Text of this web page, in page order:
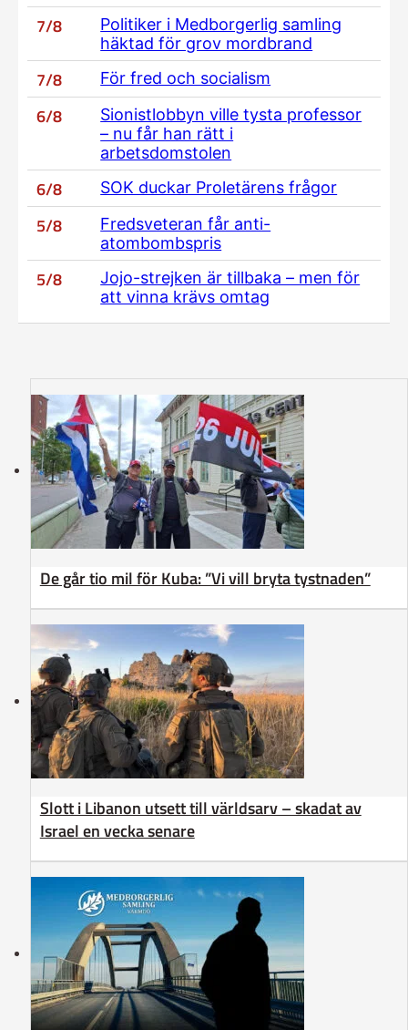
7/8
Politiker i Medborgerlig samling
häktad för grov mordbrand
7/8 För fred och socialism
6/8
Sionistlobbyn ville tysta professor
– nu får han rätt i
arbetsdomstolen
6/8 SOK duckar Proletärens frågor
5/8
Fredsveteran får anti-
atombombspris
5/8
Jojo-strejken är tillbaka – men för
att vinna krävs omtag
De går tio mil för Kuba: ”Vi vill bryta tystnaden”
Slott i Libanon utsett till världsarv – skadat av
Israel en vecka senare